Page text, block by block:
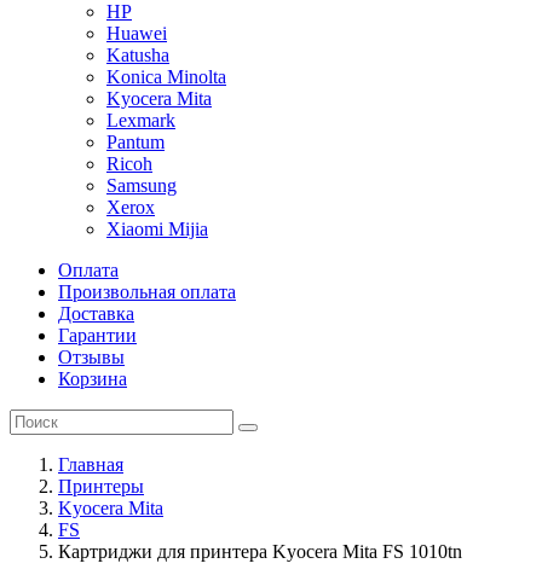
HP
Huawei
Katusha
Konica Minolta
Kyocera Mita
Lexmark
Pantum
Ricoh
Samsung
Xerox
Xiaomi Mijia
Оплата
Произвольная оплата
Доставка
Гарантии
Отзывы
Корзина
Главная
Принтеры
Kyocera Mita
FS
Картриджи для принтера Kyocera Mita FS 1010tn